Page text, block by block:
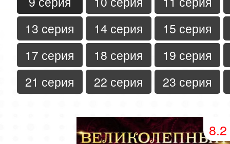
13 серия
14 серия
15 серия
17 серия
18 серия
19 серия
21 серия
22 серия 23 серия
8.2